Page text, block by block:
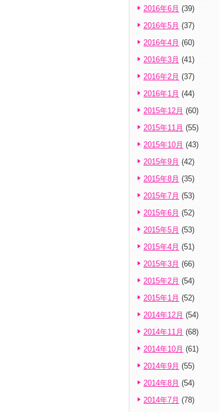
2016年6月 (39)
2016年5月 (37)
2016年4月 (60)
2016年3月 (41)
2016年2月 (37)
2016年1月 (44)
2015年12月 (60)
2015年11月 (55)
2015年10月 (43)
2015年9月 (42)
2015年8月 (35)
2015年7月 (53)
2015年6月 (52)
2015年5月 (53)
2015年4月 (51)
2015年3月 (66)
2015年2月 (54)
2015年1月 (52)
2014年12月 (54)
2014年11月 (68)
2014年10月 (61)
2014年9月 (55)
2014年8月 (54)
2014年7月 (78)